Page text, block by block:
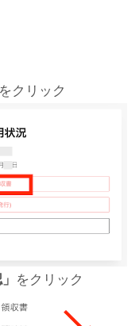
をクリック
をクリック